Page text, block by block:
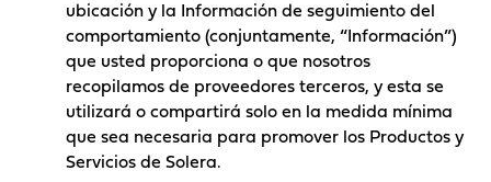
ubicación y la Información de seguimiento del
comportamiento (conjuntamente, “Información”)
que usted proporciona o que nosotros
recopilamos de proveedores terceros, y esta se
utilizará o compartirá solo en la medida mínima
que sea necesaria para promover los Productos y
Servicios de Solera.